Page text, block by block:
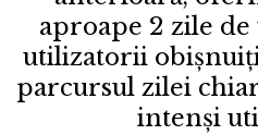
aproape 2 zile
utilizatorii
parcursul zilei
intenși